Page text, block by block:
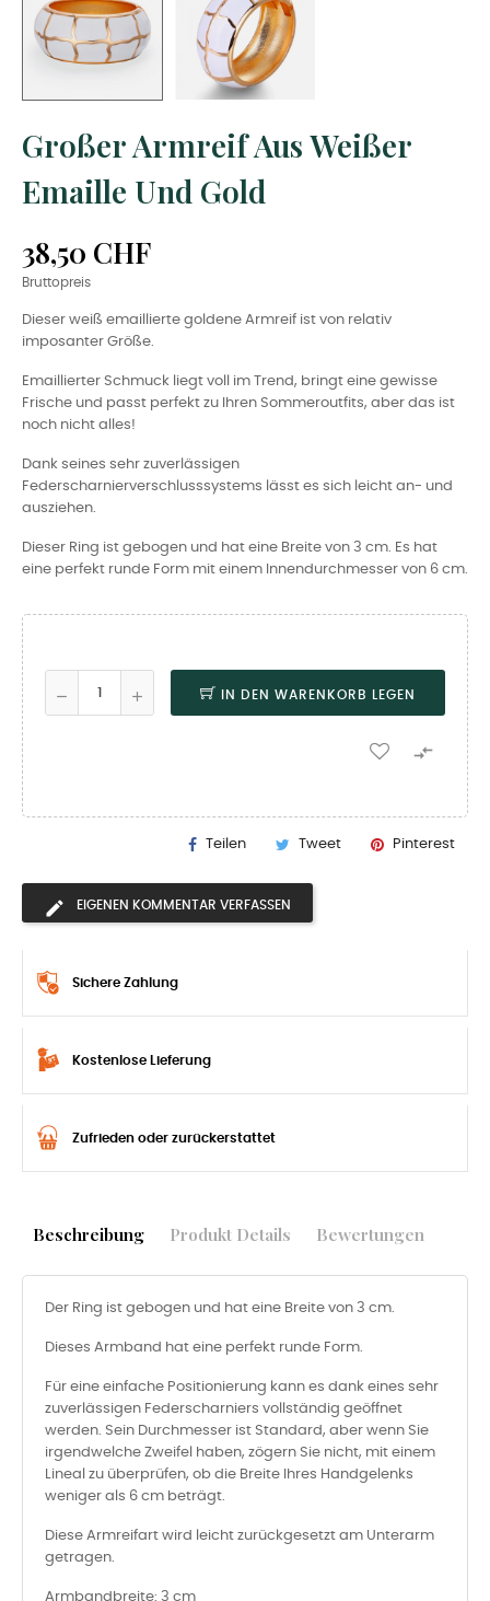
Großer Armreif Aus Weißer
Emaille Und Gold
38,50 CHF
Bruttopreis
Dieser weiß emaillierte goldene Armreif ist von relativ
imposanter Größe.
Emaillierter Schmuck liegt voll im Trend, bringt eine gewisse
Frische und passt perfekt zu Ihren Sommeroutfits, aber das ist
noch nicht alles!
Dank seines sehr zuverlässigen
Federscharnierverschlusssystems lässt es sich leicht an- und
ausziehen.
Dieser Ring ist gebogen und hat eine Breite von 3 cm. Es hat
eine perfekt runde Form mit einem Innendurchmesser von 6 cm.
IN DEN WARENKORB LEGEN

Teilen Tweet Pinterest
EIGENEN KOMMENTAR VERFASSEN
Sichere Zahlung
Kostenlose Lieferung
Zufrieden oder zurückerstattet
Beschreibung Produkt Details Bewertungen
Der Ring ist gebogen und hat eine Breite von 3 cm.
Dieses Armband hat eine perfekt runde Form.
Für eine einfache Positionierung kann es dank eines sehr
zuverlässigen Federscharniers vollständig geöffnet
werden. Sein Durchmesser ist Standard, aber wenn Sie
irgendwelche Zweifel haben, zögern Sie nicht, mit einem
Lineal zu überprüfen, ob die Breite Ihres Handgelenks
weniger als 6 cm beträgt.
Diese Armreifart wird leicht zurückgesetzt am Unterarm
getragen.
Armbandbreite: 3 cm